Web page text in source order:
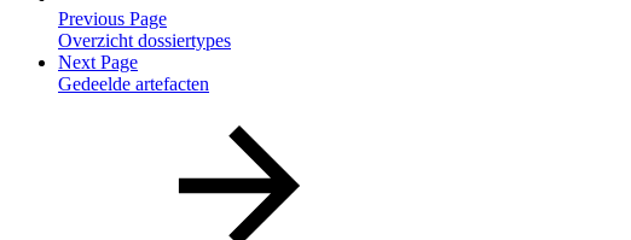
Previous Page
Overzicht dossiertypes
Next Page
Gedeelde artefacten